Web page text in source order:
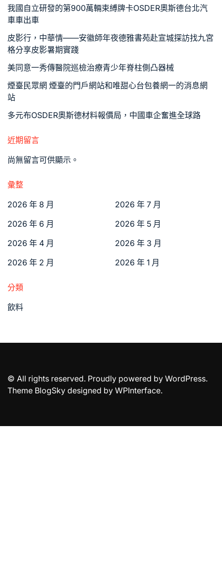
我國自立研發的第900萬輛束縛牌卡OSDER奧斯德台北汽
車車出車
皮影行，中華情——安徽師年夜德雅書苑赴宣城探訪找九宮
格分享皮影暑期實踐
美同意一秀傳醫院巡檢治療青少年脊柱側凸器械
煙臺民眾網 煙臺的門戶網站和唯甜心台包養網一的消息網
站
多元布OSDER奧斯德材料報價局，中國車企奮進全球路
近期留言
尚無留言可供顯示。
彙整
2026 年 8 月
2026 年 7 月
2026 年 6 月
2026 年 5 月
2026 年 4 月
2026 年 3 月
2026 年 2 月
2026 年 1 月
分類
飲料
© All rights reserved. Proudly powered by WordPress.
Theme BlogSky designed by WPInterface.